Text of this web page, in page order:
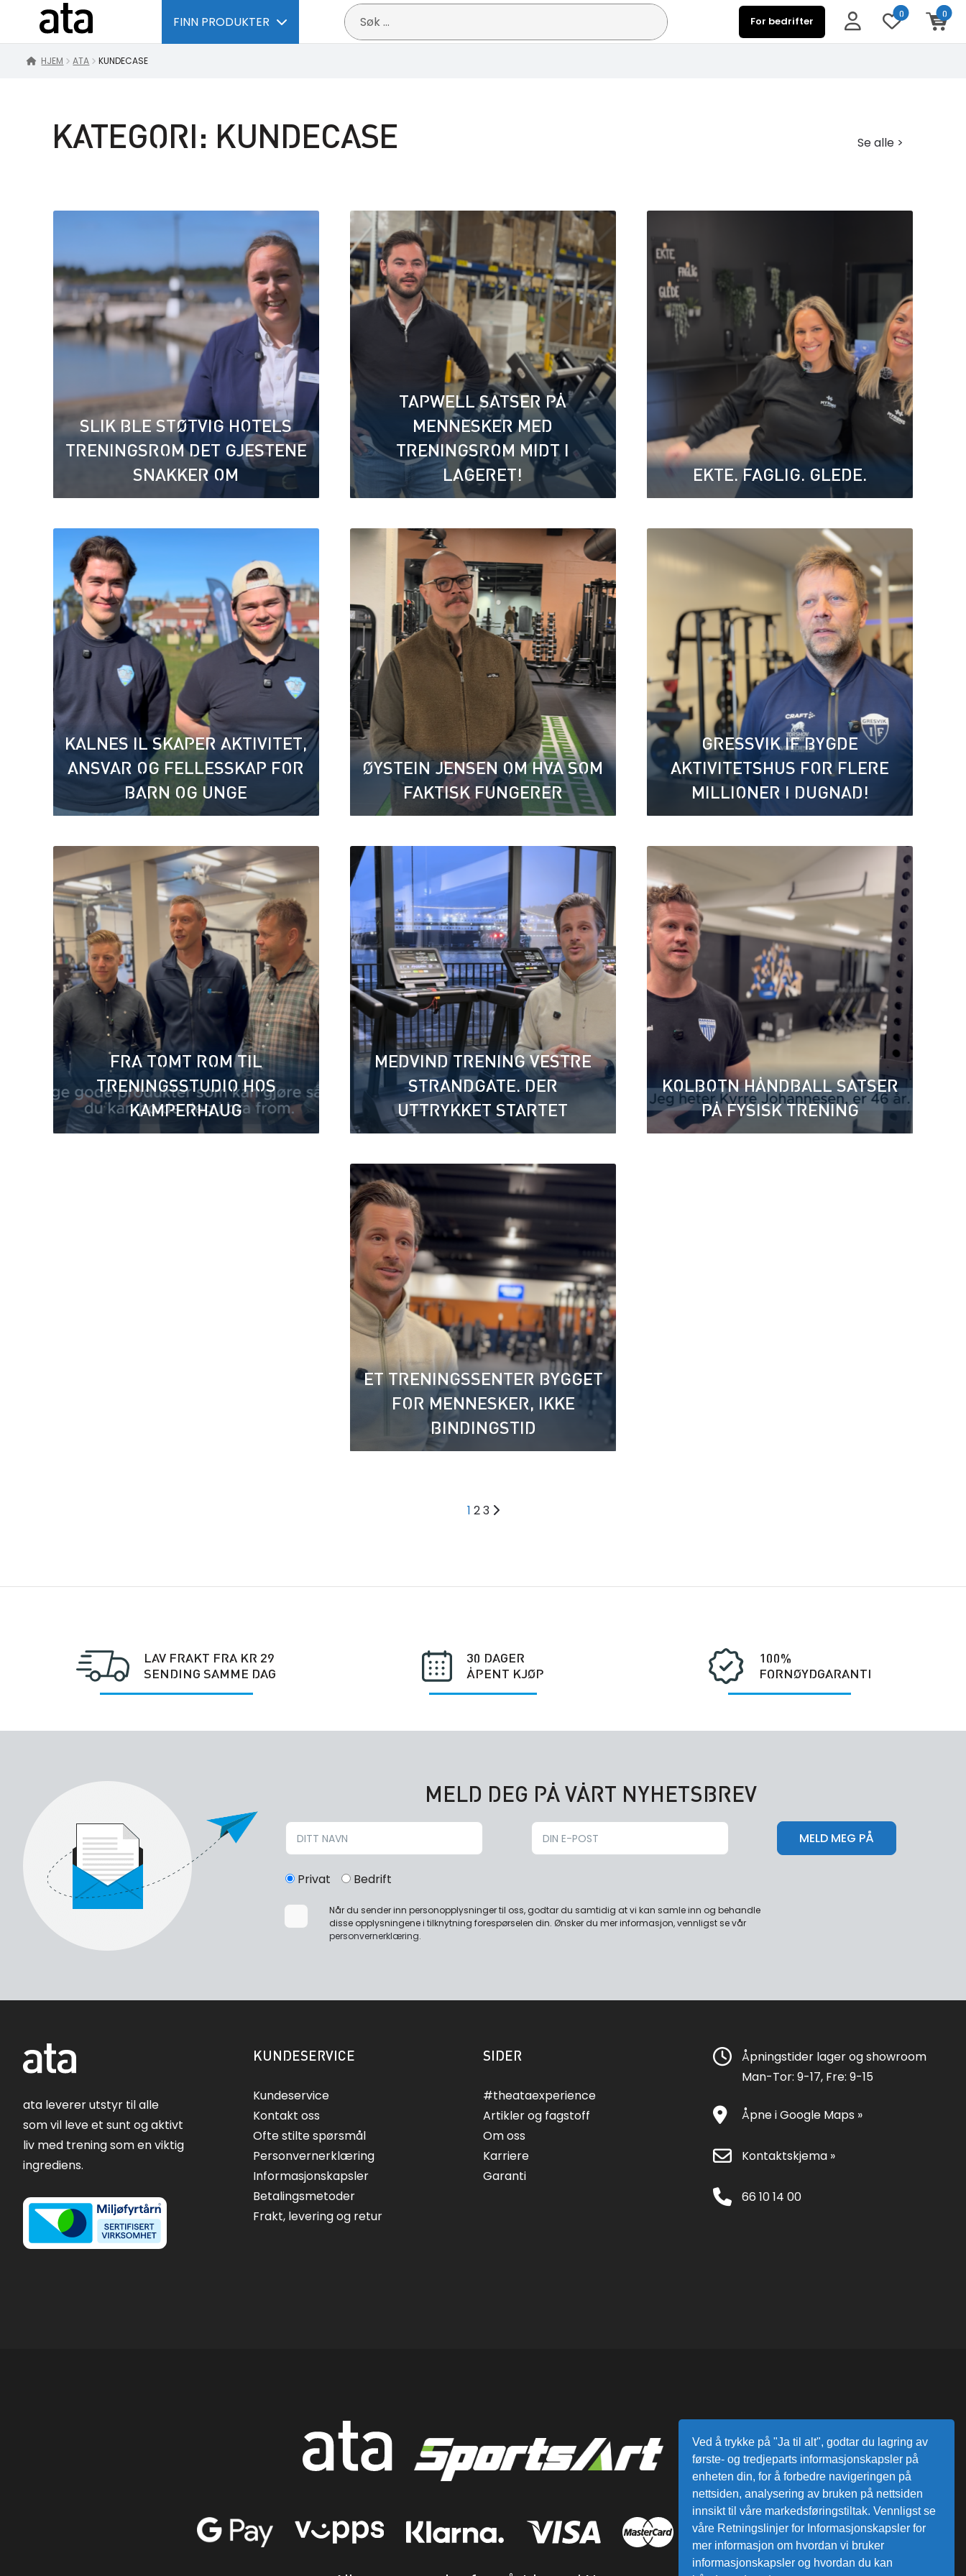
FINN PRODUKTER
Søk
etter:
For bedrifter
0 0
HJEM ATA KUNDECASE
KATEGORI: KUNDECASE Se alle >
SLIK BLE STØTVIG HOTELS
TRENINGSROM DET GJESTENE
SNAKKER OM
TAPWELL SATSER PÅ
MENNESKER MED
TRENINGSROM MIDT I
LAGERET!
EKTE. FAGLIG. GLEDE.
KALNES IL SKAPER AKTIVITET,
ANSVAR OG FELLESSKAP FOR
BARN OG UNGE
ØYSTEIN JENSEN OM HVA SOM
FAKTISK FUNGERER
GRESSVIK IF BYGDE
AKTIVITETSHUS FOR FLERE
MILLIONER I DUGNAD!
FRA TOMT ROM TIL
TRENINGSSTUDIO HOS
KAMPERHAUG
MEDVIND TRENING VESTRE
STRANDGATE. DER
UTTRYKKET STARTET
KOLBOTN HÅNDBALL SATSER
PÅ FYSISK TRENING
ET TRENINGSSENTER BYGGET
FOR MENNESKER, IKKE
BINDINGSTID
1 23
LAV FRAKT FRA KR 29
SENDING SAMME DAG
30 DAGER
ÅPENT KJØP
100%
FORNØYDGARANTI
MELD DEG PÅ VÅRT NYHETSBREV
Privat Bedrift
Når du sender inn personopplysninger til oss, godtar du samtidig at vi kan samle inn og behandle
disse opplysningene i tilknytning forespørselen din. Ønsker du mer informasjon, vennligst se vår
personvernerklæring.
ata leverer utstyr til alle
som vil leve et sunt og aktivt
liv med trening som en viktig
ingrediens.
KUNDESERVICE
Kundeservice
Kontakt oss
Ofte stilte spørsmål
Personvernerklæring
Informasjonskapsler
Betalingsmetoder
Frakt, levering og retur
SIDER
#theataexperience
Artikler og fagstoff
Om oss
Karriere
Garanti
Åpningstider lager og showroom
Man-Tor: 9-17, Fre: 9-15
Åpne i Google Maps »
Kontaktskjema »
66 10 14 00
Ved å trykke på "Ja til alt", godtar du lagring av
første- og tredjeparts informasjonskapsler på
enheten din, for å forbedre navigeringen på
nettsiden, analysering av bruken på nettsiden
innsikt til våre markedsføringstiltak. Vennligst se
våre Retningslinjer for Informasjonskapsler for
mer informasjon om hvordan vi bruker
informasjonskapsler og hvordan du kan